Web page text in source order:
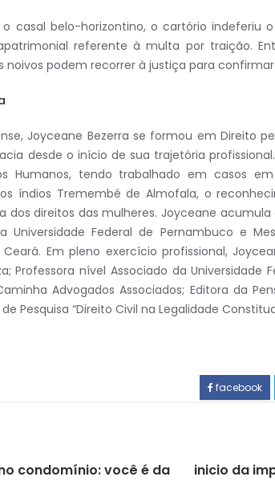
o casal belo-horizontino, o cartório indeferiu
referente à multa por traição.
noivos podem recorrer à justiça para
Joyceane Bezerra se formou em Direito
desde o início de sua trajetória
Humanos, tendo trabalhado em casos
índios Tremembé de Almofala, o
dos direitos das mulheres. Joyceane
Universidade Federal de Pernambuco e
Em pleno exercício profissional,
Professora nível Associado da Universidade
Advogados Associados; Editora da
Pesquisa “Direito Civil na Legalidade
facebook
condomínio: você é da
inicio da